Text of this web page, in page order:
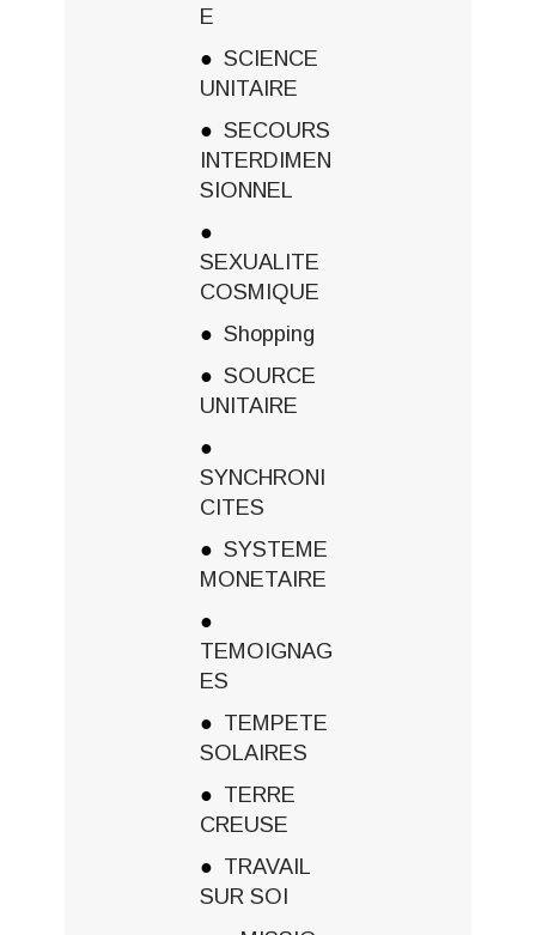
E
SCIENCE
UNITAIRE
SECOURS
INTERDIMEN
SIONNEL
SEXUALITE
COSMIQUE
Shopping
SOURCE
UNITAIRE
SYNCHRONI
CITES
SYSTEME
MONETAIRE
TEMOIGNAG
ES
TEMPETE
SOLAIRES
TERRE
CREUSE
TRAVAIL
SUR SOI